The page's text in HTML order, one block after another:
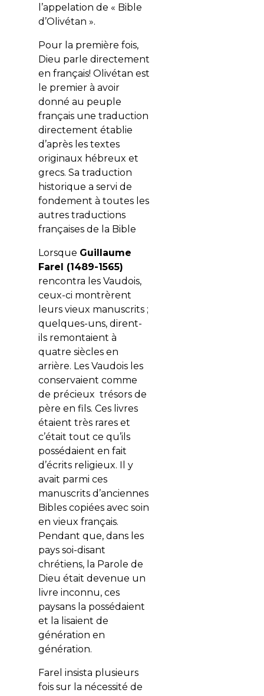
l’appelation de « Bible
d’Olivétan ».
Pour la première fois,
Dieu parle directement
en français! Olivétan est
le premier à avoir
donné au peuple
français une traduction
directement établie
d’après les textes
originaux hébreux et
grecs. Sa traduction
historique a servi de
fondement à toutes les
autres traductions
françaises de la Bible
Lorsque Guillaume
Farel (1489-1565)
rencontra les Vaudois,
ceux-ci montrèrent
leurs vieux manuscrits ;
quelques-uns, dirent-
ils remontaient à
quatre siècles en
arrière. Les Vaudois les
conservaient comme
de précieux trésors de
père en fils. Ces livres
étaient très rares et
c’était tout ce qu’ils
possédaient en fait
d’écrits religieux. Il y
avait parmi ces
manuscrits d’anciennes
Bibles copiées avec soin
en vieux français.
Pendant que, dans les
pays soi-disant
chrétiens, la Parole de
Dieu était devenue un
livre inconnu, ces
paysans la possédaient
et la lisaient de
génération en
génération.
Farel insista plusieurs
fois sur la nécessité de